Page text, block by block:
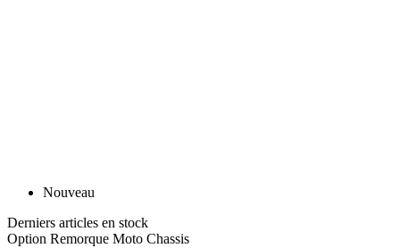
Nouveau
Derniers articles en stock
Option Remorque Moto Chassis